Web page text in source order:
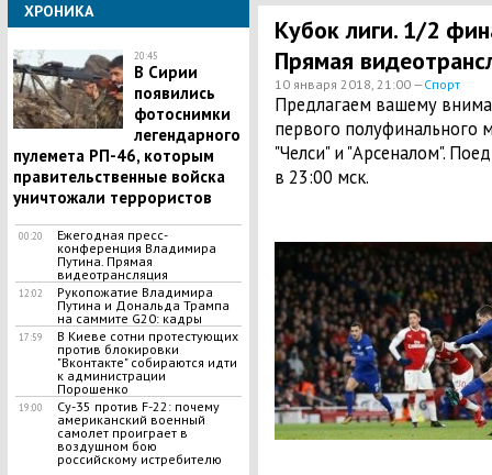
ХРОНИКА
20:45
В Сирии
появились
фотоснимки
легендарного
пулемета РП-46, которым
правительственные войска
уничтожали террористов
00:20
Ежегодная пресс-
конференция Владимира
Путина. Прямая
видеотрансляция
12:02
Рукопожатие Владимира
Путина и Дональда Трампа
на саммите G20: кадры
17:59
В Киеве сотни протестующих
против блокировки
"Вконтакте" собираются идти
к администрации
Порошенко
19:00
Су-35 против F-22: почему
американский военный
самолет проиграет в
воздушном бою
российскому истребителю
Кубок лиги. 1/2
Прямая
10 января 2018, 21:00 —Спорт
Предлагаем вашему
первого полуфинального
"Челси" и "Арсеналом".
в 23:00 мск.